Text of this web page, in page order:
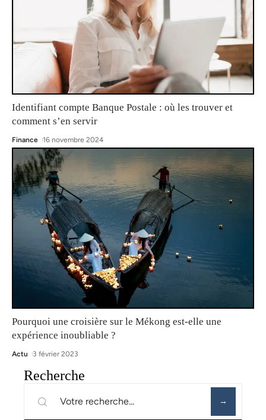
Identifiant compte Banque Postale : où les trouver et
comment s’en servir
Finance 16 novembre 2024
Pourquoi une croisière sur le Mékong est-elle une
expérience inoubliable ?
Actu 3 février 2023
Recherche